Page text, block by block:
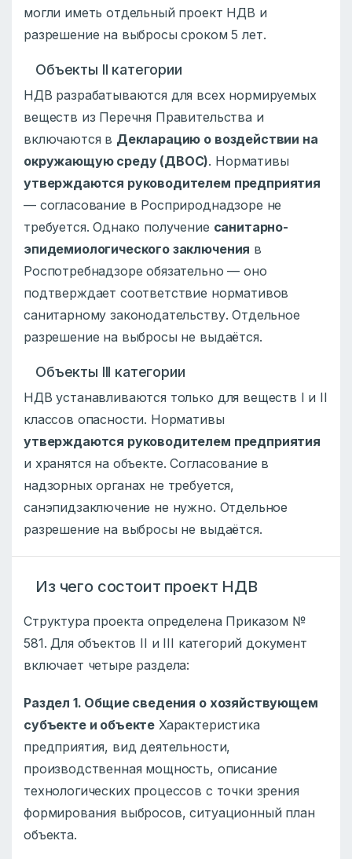
могли иметь отдельный проект НДВ и
разрешение на выбросы сроком 5 лет.
Объекты II категории
НДВ разрабатываются для всех нормируемых
веществ из Перечня Правительства и
включаются в Декларацию о воздействии на
окружающую среду (ДВОС). Нормативы
утверждаются руководителем предприятия
— согласование в Росприроднадзоре не
требуется. Однако получение санитарно-
эпидемиологического заключения в
Роспотребнадзоре обязательно — оно
подтверждает соответствие нормативов
санитарному законодательству. Отдельное
разрешение на выбросы не выдаётся.
Объекты III категории
НДВ устанавливаются только для веществ I и II
классов опасности. Нормативы
утверждаются руководителем предприятия
и хранятся на объекте. Согласование в
надзорных органах не требуется,
санэпидзаключение не нужно. Отдельное
разрешение на выбросы не выдаётся.
Из чего состоит проект НДВ
Структура проекта определена Приказом №
581. Для объектов II и III категорий документ
включает четыре раздела:
Раздел 1. Общие сведения о хозяйствующем
субъекте и объекте Характеристика
предприятия, вид деятельности,
производственная мощность, описание
технологических процессов с точки зрения
формирования выбросов, ситуационный план
объекта.